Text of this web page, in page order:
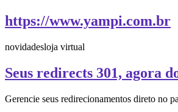
https://www.yampi.com.br
novidadesloja virtual
Seus redirects 301, agora
Gerencie seus redirecionamentos direto no